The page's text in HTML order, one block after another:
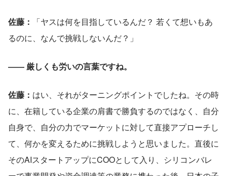
佐藤：
「ヤスは何を目指しているんだ？ 若くて想いもあ
るのに、なんで挑戦しないんだ？」
―― 厳しくも労いの言葉ですね。
佐藤： はい、それがターニングポイントでしたね。その時
に、在籍している企業の肩書で勝負するのではなく、自分
自身で、自分の力でマーケットに対して直接アプローチし
て、何かを変えるために挑戦しようと思いました。直後に
そのAIスタートアップにCOOとして入り、シリコンバレ